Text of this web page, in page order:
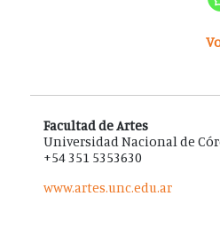
Facultad de Artes
Universidad Nacional de
+54 351 5353630
www.artes.unc.edu.ar